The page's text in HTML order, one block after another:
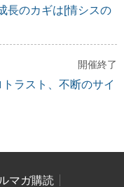
長のカギは[情シスの
開催終了
ラスト、不断のサイ
マガ購読